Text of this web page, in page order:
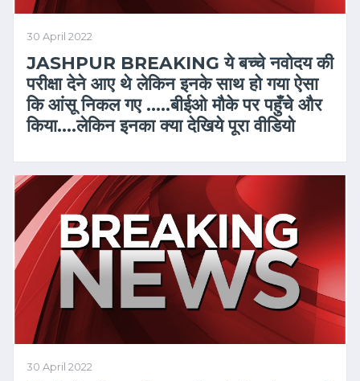
30 April 2022
JASHPUR BREAKING ये बच्चे नवोदय की
परीक्षा देने आए थे लेकिन इनके साथ हो गया ऐसा
कि आंसू निकल गए …..बीईओ मौके पर पहुँचे और
किया….लेकिन इनका क्या देखिये पूरा वीडियो
30 April 2022